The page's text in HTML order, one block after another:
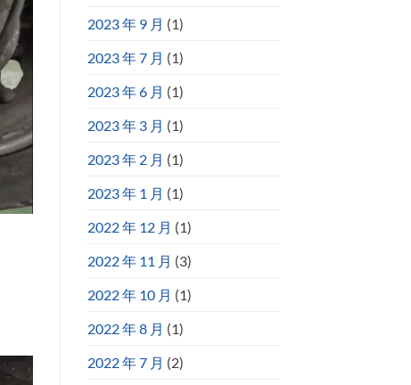
2023 年 9 月 (1)
2023 年 7 月 (1)
2023 年 6 月 (1)
2023 年 3 月 (1)
2023 年 2 月 (1)
2023 年 1 月 (1)
2022 年 12 月 (1)
2022 年 11 月 (3)
2022 年 10 月 (1)
2022 年 8 月 (1)
2022 年 7 月 (2)